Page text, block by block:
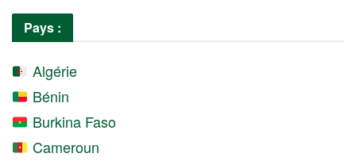
Pays :
Algérie
Bénin
Burkina Faso
Cameroun